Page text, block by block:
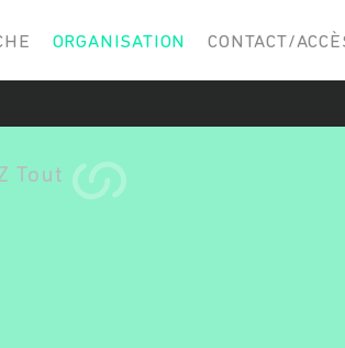
ORGANISATION CONTACT/
Tout